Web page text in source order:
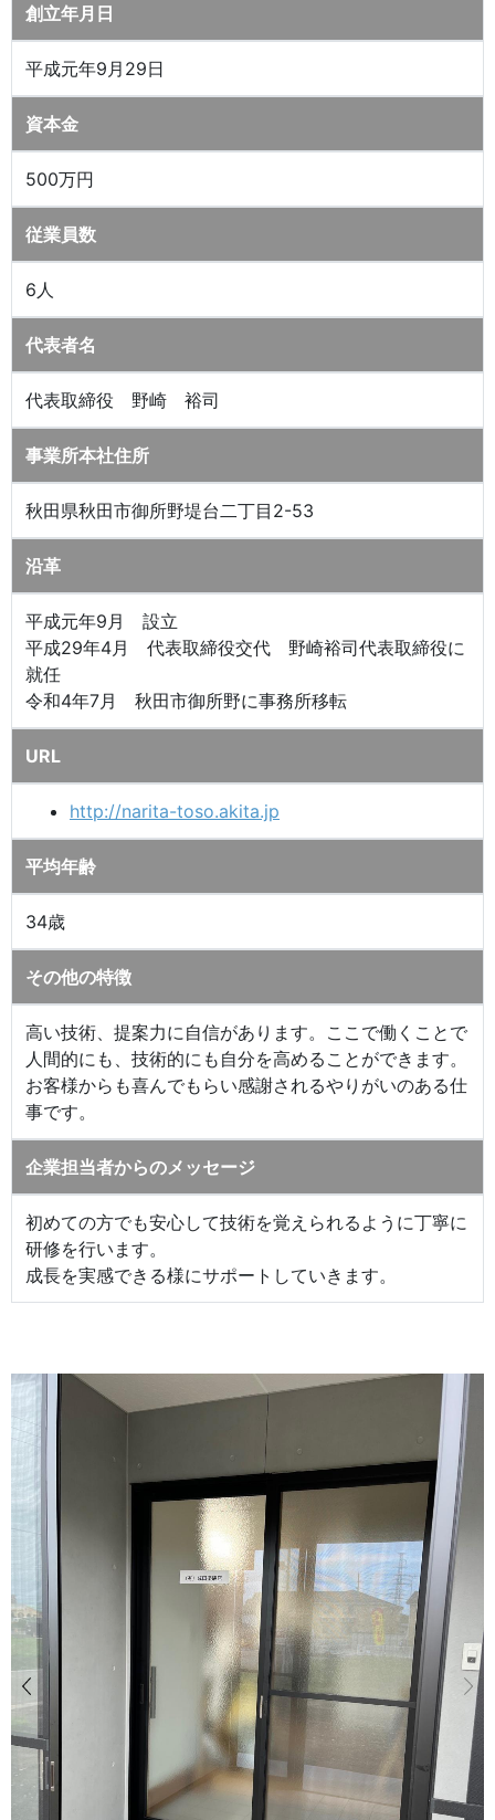
創立年月日
平成元年9月29日
資本金
500万円
従業員数
6人
代表者名
代表取締役 野崎 裕司
事業所本社住所
秋田県秋田市御所野堤台二丁目2-53
沿革
平成元年9月 設立
平成29年4月 代表取締役交代 野崎裕司代表取締役に
就任
令和4年7月 秋田市御所野に事務所移転
URL
http://narita-toso.akita.jp
平均年齢
34歳
その他の特徴
高い技術、提案力に自信があります。ここで働くことで
人間的にも、技術的にも自分を高めることができます。
お客様からも喜んでもらい感謝されるやりがいのある仕
事です。
企業担当者からのメッセージ
初めての方でも安心して技術を覚えられるように丁寧に
研修を行います。
成長を実感できる様にサポートしていきます。